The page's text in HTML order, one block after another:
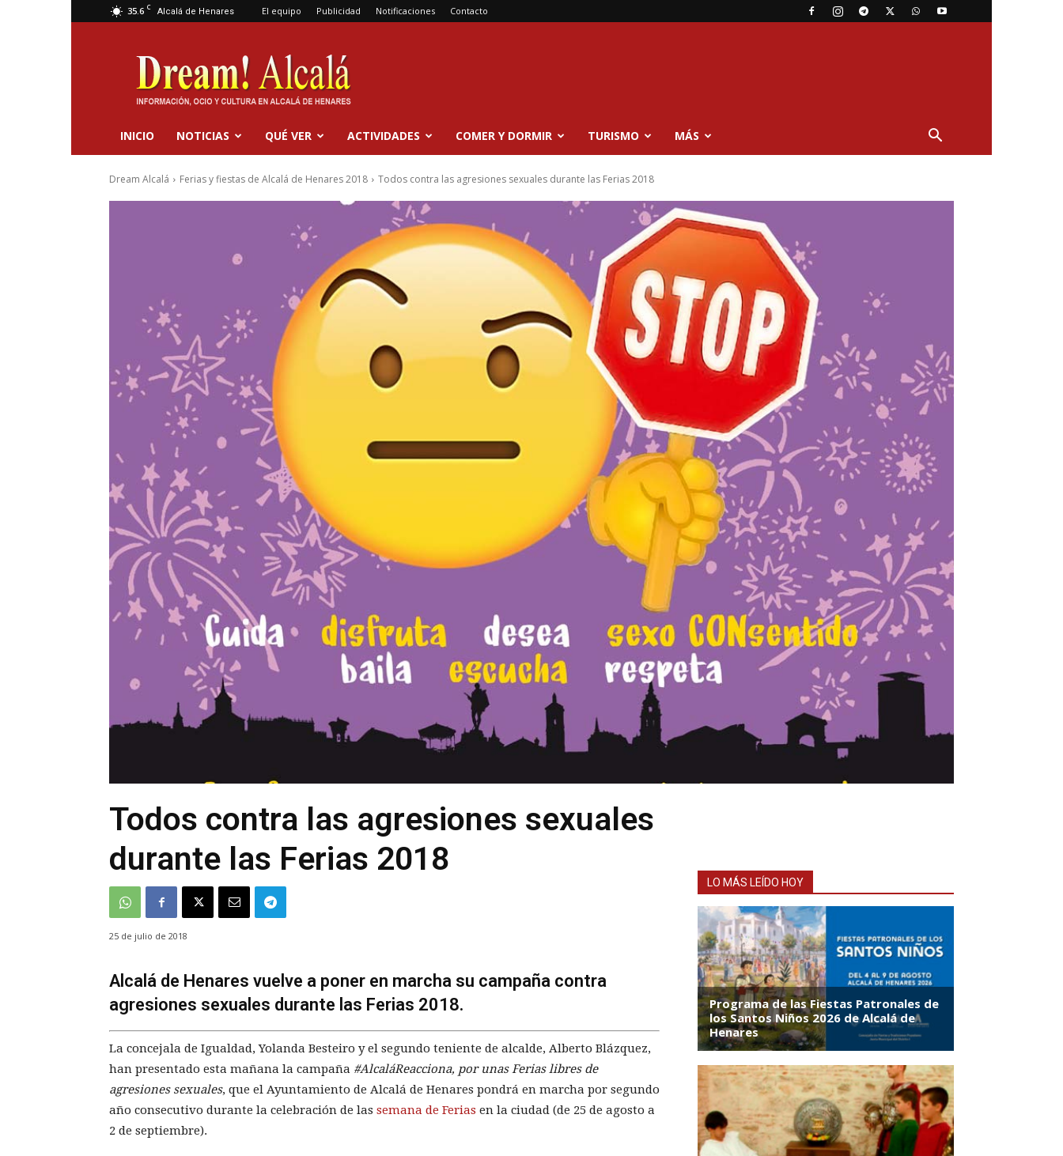
35.6 C Alcalá de Henares El equipo Publicidad Notificaciones Contacto
Dream
Alcalá
INICIO NOTICIAS QUÉ VER ACTIVIDADES COMER Y DORMIR TURISMO MÁS
Dream Alcalá Ferias y fiestas de Alcalá de Henares 2018 Todos contra las agresiones sexuales durante las Ferias 2018
Todos contra las agresiones sexuales
durante las Ferias 2018
25 de julio de 2018
Alcalá de Henares vuelve a poner en marcha su campaña contra
agresiones sexuales durante las Ferias 2018.
La concejala de Igualdad, Yolanda Besteiro y el segundo teniente de alcalde, Alberto Blázquez,
han presentado esta mañana la campaña #AlcaláReacciona, por unas Ferias libres de
agresiones sexuales, que el Ayuntamiento de Alcalá de Henares pondrá en marcha por segundo
año consecutivo durante la celebración de las semana de Ferias en la ciudad (de 25 de agosto a
2 de septiembre).
LO MÁS LEÍDO HOY